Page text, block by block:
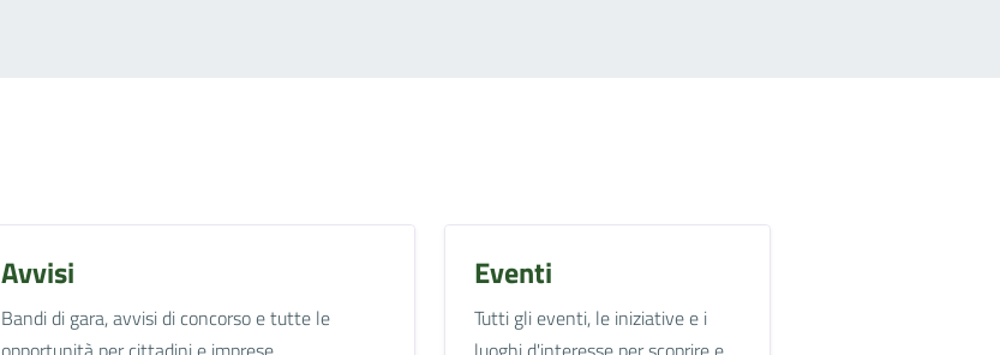
Avvisi
Bandi di gara, avvisi di concorso e tutte le
Eventi
Tutti gli eventi, le iniziative e i